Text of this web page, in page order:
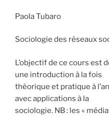
Paola Tubaro
Sociologie des réseaux
L’objectif de ce cours est
une introduction à la fois
théorique et pratique à
avec applications à la
sociologie. NB : les «